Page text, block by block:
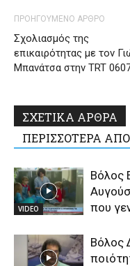
ΠΡΟΗΓΟΥΜΕΝΟ ΑΡΘΡΟ
Σχολιασμός της
επικαιρότητας με τον
Μπανάτσα στην TRT
ΣΧΕΤΙΚΑ ΑΡΘΡΑ
ΠΕΡΙΣΣΟΤΕΡΑ
VIDEO
Βόλος
που
Βόλος